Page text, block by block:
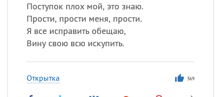
Поступок плох мой, это знаю.
Прости, прости меня, прости.
Я все исправить обещаю,
Вину свою всю искупить.
Открытка 369